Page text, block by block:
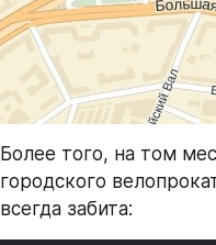
Более того, на том
городского
всегда забита: